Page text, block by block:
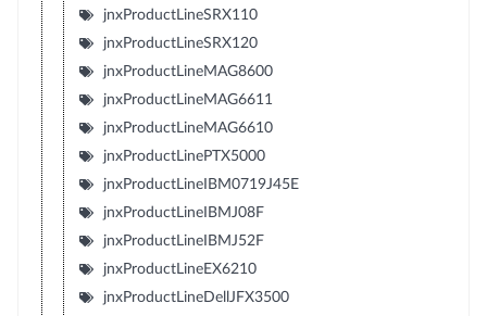
jnxProductLineSRX110
jnxProductLineSRX120
jnxProductLineMAG8600
jnxProductLineMAG6611
jnxProductLineMAG6610
jnxProductLinePTX5000
jnxProductLineIBM0719J45E
jnxProductLineIBMJ08F
jnxProductLineIBMJ52F
jnxProductLineEX6210
jnxProductLineDellJFX3500